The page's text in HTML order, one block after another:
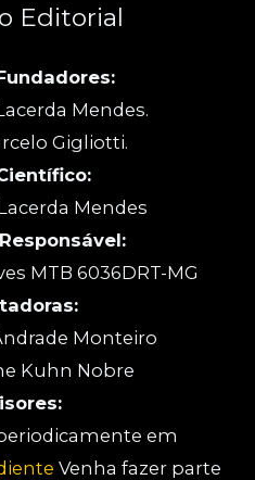
Editorial
Mendes.
Gigliotti.
Mendes
MTB 6036DRT-MG
Monteiro
Kuhn Nobre
em
Venha fazer parte